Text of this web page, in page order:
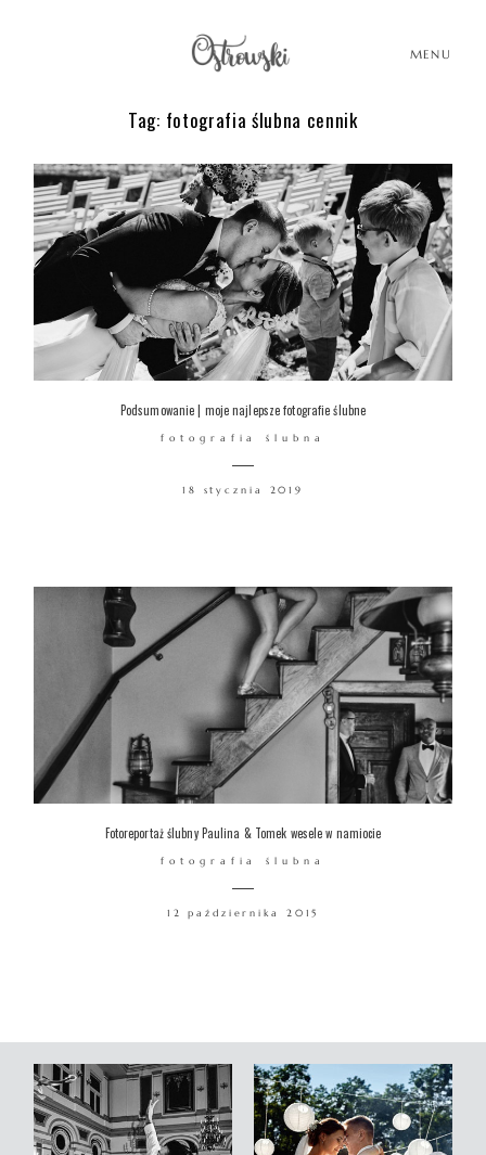
MENU
Tag: fotografia ślubna cennik
Podsumowanie | moje najlepsze fotografie ślubne
fotografia ślubna
18 stycznia 2019
Fotoreportaż ślubny Paulina & Tomek wesele w namiocie
fotografia ślubna
12 października 2015
HISTORIE
PORTFOLIO
O MNIE
KONTAKT
© COPYRIGHT ŁUKASZ OSTROWSKI